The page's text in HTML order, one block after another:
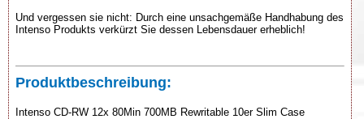
Und vergessen sie nicht: Durch eine unsachgemäße Handhabung des
Intenso Produkts verkürzt Sie dessen Lebensdauer erheblich!
Produktbeschreibung:
Intenso CD-RW 12x 80Min 700MB Rewritable 10er Slim Case